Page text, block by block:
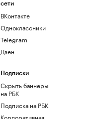
сети
ВКонтакте
Одноклассники
Telegram
Дзен
Подписки
Скрыть баннеры
на РБК
Подписка на РБК
Корпоративная